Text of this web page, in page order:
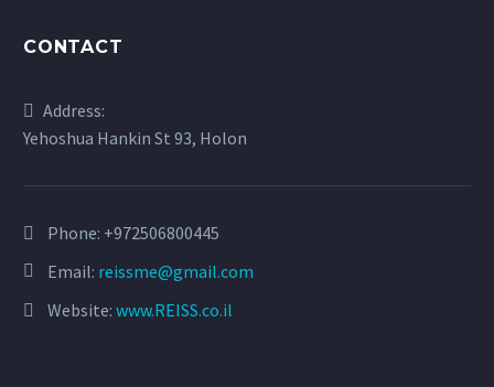
CONTACT
Address:
Yehoshua Hankin St 93, Holon
Phone: +972506800445
Email: reissme@gmail.com
Website: www.REISS.co.il